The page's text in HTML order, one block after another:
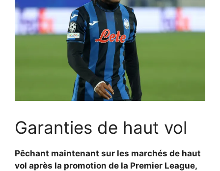
Garanties de haut vol
Pêchant maintenant sur les marchés de haut
vol après la promotion de la Premier League,